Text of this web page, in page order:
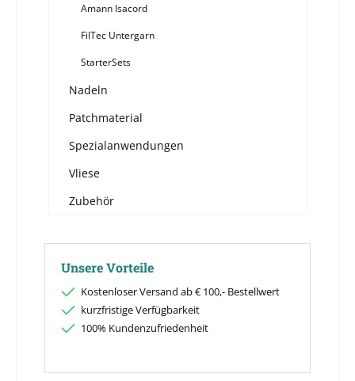
Amann Isacord
FilTec Untergarn
StarterSets
Nadeln
Patchmaterial
Spezialanwendungen
Vliese
Zubehör
Unsere Vorteile
Kostenloser Versand ab € 100,- Bestellwert
kurzfristige Verfügbarkeit
100% Kundenzufriedenheit